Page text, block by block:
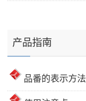
产品指南
品番的表示方法